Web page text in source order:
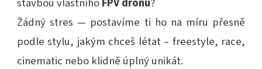
Žádný stres — postavíme ti ho na míru přesně
podle stylu, jakým chceš létat – freestyle, race,
cinematic nebo klidně úplný unikát.